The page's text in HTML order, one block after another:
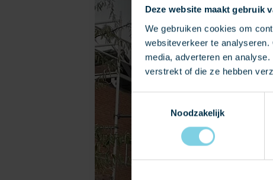
Deze website maakt gebruik
We gebruiken cookies om
websiteverkeer te
media, adverteren en
verstrekt of die ze hebben
Noodzakelijk